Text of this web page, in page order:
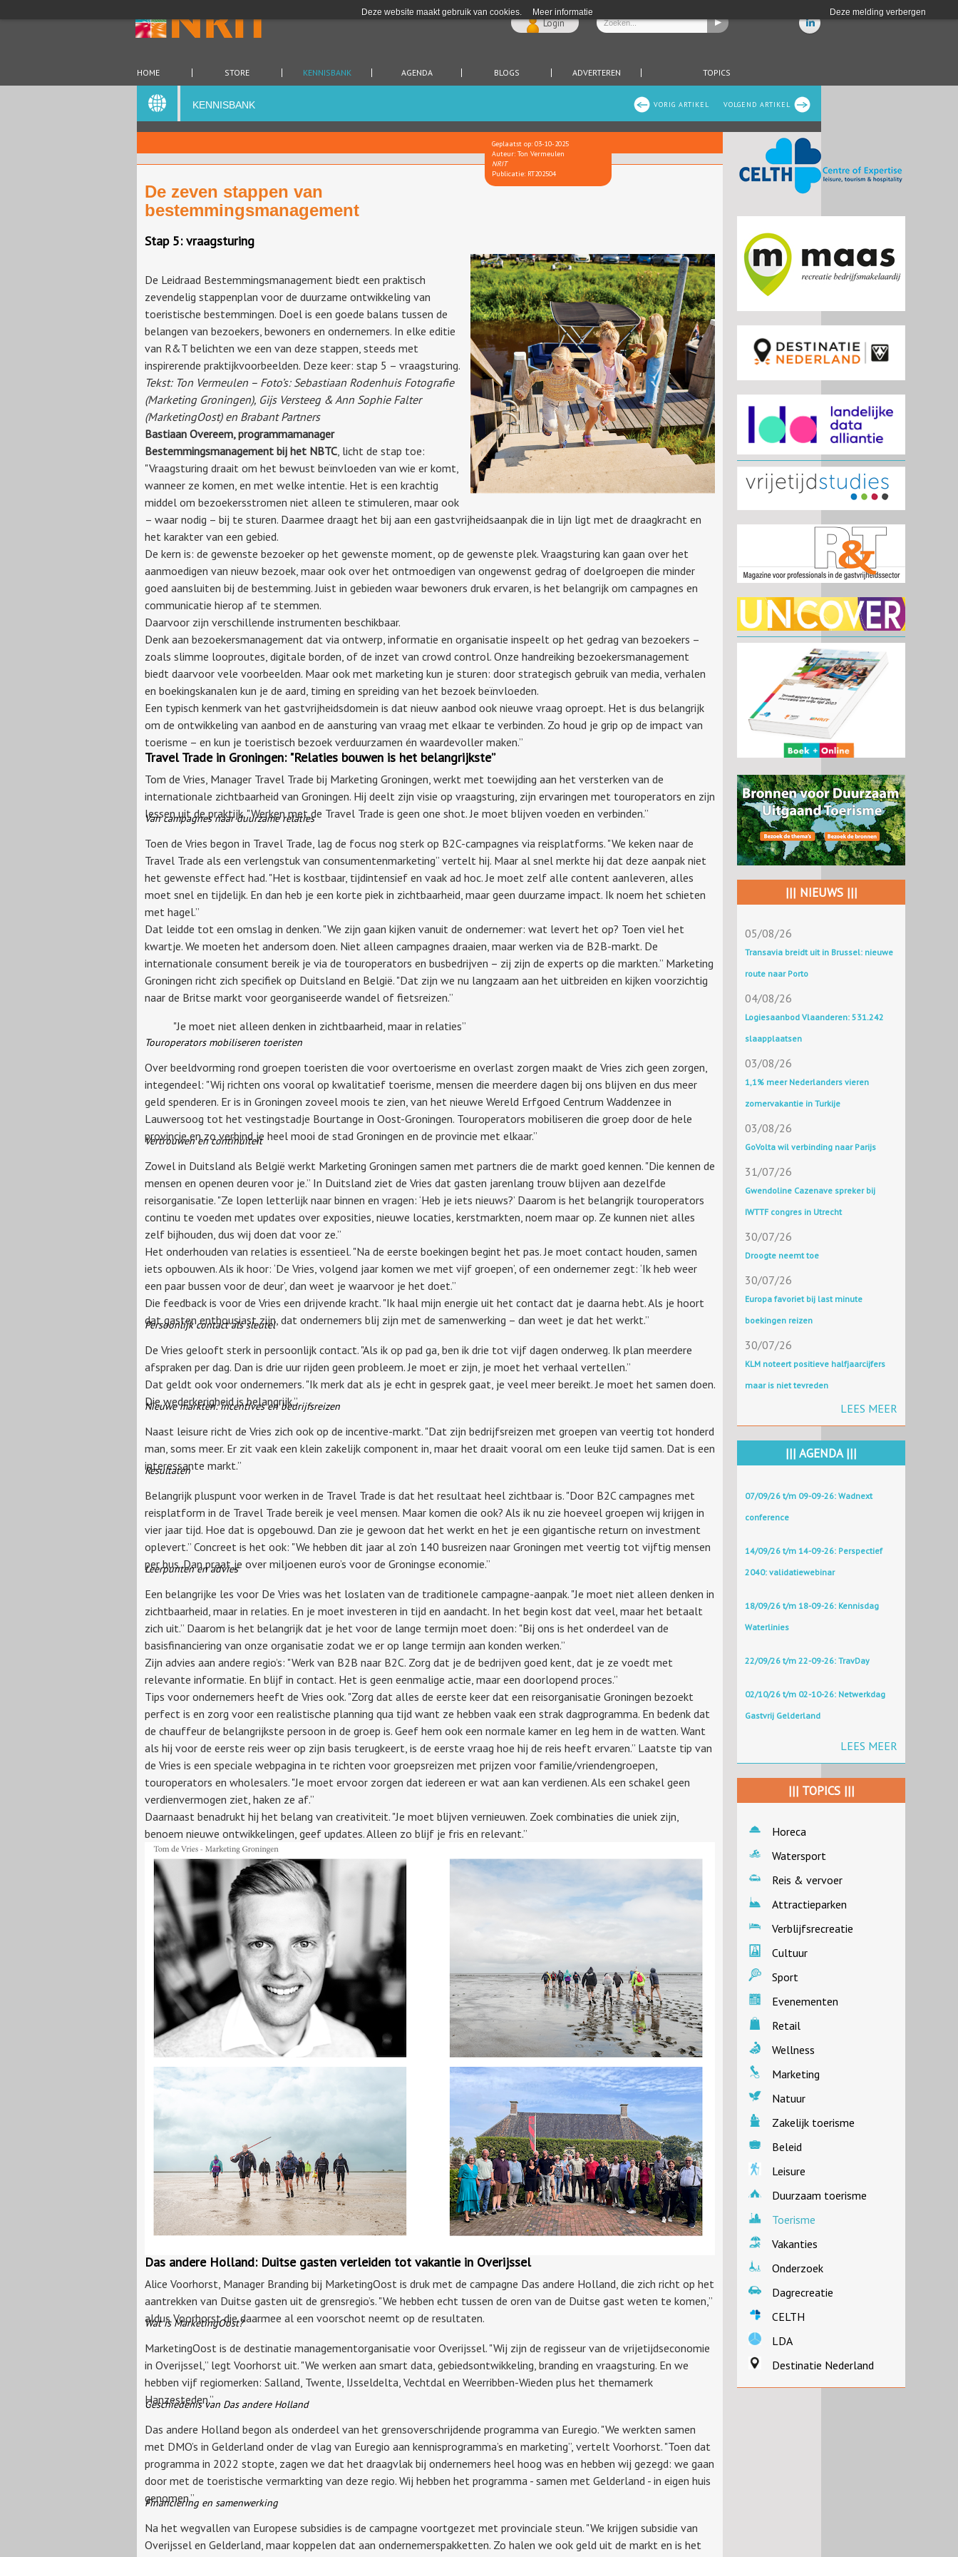
Deze website maakt gebruik van cookies. Meer informatie Deze melding verbergen
Login
HOME STORE KENNISBANK AGENDA BLOGS ADVERTEREN TOPICS
VOLGEND ARTIKEL
VORIG ARTIKEL
KENNISBANK
Geplaatst op: 03-10-2025
Auteur: Ton Vermeulen
NRIT
Publicatie: RT202504
De zeven stappen van
bestemmingsmanagement
Stap 5: vraagsturing
De Leidraad Bestemmingsmanagement biedt een praktisch
zevendelig stappenplan voor de duurzame ontwikkeling van
toeristische bestemmingen. Doel is een goede balans tussen de
belangen van bezoekers, bewoners en ondernemers. In elke editie
van R&T belichten we een van deze stappen, steeds met
inspirerende praktijkvoorbeelden. Deze keer: stap 5 – vraagsturing.
Tekst: Ton Vermeulen – Foto’s: Sebastiaan Rodenhuis Fotografie
(Marketing Groningen), Gijs Versteeg & Ann Sophie Falter
(MarketingOost) en Brabant Partners
Bastiaan Overeem, programmamanager
Bestemmingsmanagement bij het NBTC , licht de stap toe:
"Vraagsturing draait om het bewust beïnvloeden van wie er komt,
wanneer ze komen, en met welke intentie. Het is een krachtig
middel om bezoekersstromen niet alleen te stimuleren, maar ook
– waar nodig – bij te sturen. Daarmee draagt het bij aan een gastvrijheidsaanpak die in lijn ligt met de draagkracht en
het karakter van een gebied.
De kern is: de gewenste bezoeker op het gewenste moment, op de gewenste plek. Vraagsturing kan gaan over het
aanmoedigen van nieuw bezoek, maar ook over het ontmoedigen van ongewenst gedrag of doelgroepen die minder
goed aansluiten bij de bestemming. Juist in gebieden waar bewoners druk ervaren, is het belangrijk om campagnes en
communicatie hierop af te stemmen.
Daarvoor zijn verschillende instrumenten beschikbaar.
Denk aan bezoekersmanagement dat via ontwerp, informatie en organisatie inspeelt op het gedrag van bezoekers –
zoals slimme looproutes, digitale borden, of de inzet van crowd control. Onze handreiking bezoekersmanagement
biedt daarvoor vele voorbeelden. Maar ook met marketing kun je sturen: door strategisch gebruik van media, verhalen
en boekingskanalen kun je de aard, timing en spreiding van het bezoek beïnvloeden.
Een typisch kenmerk van het gastvrijheidsdomein is dat nieuw aanbod ook nieuwe vraag oproept. Het is dus belangrijk
om de ontwikkeling van aanbod en de aansturing van vraag met elkaar te verbinden. Zo houd je grip op de impact van
toerisme – en kun je toeristisch bezoek verduurzamen én waardevoller maken.”
Travel Trade in Groningen: "Relaties bouwen is het belangrijkste”
Tom de Vries, Manager Travel Trade bij Marketing Groningen, werkt met toewijding aan het versterken van de
internationale zichtbaarheid van Groningen. Hij deelt zijn visie op vraagsturing, zijn ervaringen met touroperators en zijn
lessen uit de praktijk. "Werken met de Travel Trade is geen one shot. Je moet blijven voeden en verbinden.”
Van campagnes naar duurzame relaties
Toen de Vries begon in Travel Trade, lag de focus nog sterk op B2C-campagnes via reisplatforms. "We keken naar de
Travel Trade als een verlengstuk van consumentenmarketing” vertelt hij. Maar al snel merkte hij dat deze aanpak niet
het gewenste effect had. "Het is kostbaar, tijdintensief en vaak ad hoc. Je moet zelf alle content aanleveren, alles
moet snel en tijdelijk. En dan heb je een korte piek in zichtbaarheid, maar geen duurzame impact. Ik noem het schieten
met hagel.”
Dat leidde tot een omslag in denken. "We zijn gaan kijken vanuit de ondernemer: wat levert het op? Toen viel het
kwartje. We moeten het andersom doen. Niet alleen campagnes draaien, maar werken via de B2B-markt. De
internationale consument bereik je via de touroperators en busbedrijven – zij zijn de experts op die markten.” Marketing
Groningen richt zich specifiek op Duitsland en België. "Dat zijn we nu langzaam aan het uitbreiden en kijken voorzichtig
naar de Britse markt voor georganiseerde wandel of fietsreizen.”
"Je moet niet alleen denken in zichtbaarheid, maar in relaties”
Touroperators mobiliseren toeristen
Over beeldvorming rond groepen toeristen die voor overtoerisme en overlast zorgen maakt de Vries zich geen zorgen,
integendeel: "Wij richten ons vooral op kwalitatief toerisme, mensen die meerdere dagen bij ons blijven en dus meer
geld spenderen. Er is in Groningen zoveel moois te zien, van het nieuwe Wereld Erfgoed Centrum Waddenzee in
Lauwersoog tot het vestingstadje Bourtange in Oost-Groningen. Touroperators mobiliseren die groep door de hele
provincie en zo verbind je heel mooi de stad Groningen en de provincie met elkaar.”
Vertrouwen en continuïteit
Zowel in Duitsland als België werkt Marketing Groningen samen met partners die de markt goed kennen. "Die kennen de
mensen en openen deuren voor je.” In Duitsland ziet de Vries dat gasten jarenlang trouw blijven aan dezelfde
reisorganisatie. "Ze lopen letterlijk naar binnen en vragen: ‘Heb je iets nieuws?’ Daarom is het belangrijk touroperators
continu te voeden met updates over exposities, nieuwe locaties, kerstmarkten, noem maar op. Ze kunnen niet alles
zelf bijhouden, dus wij doen dat voor ze.”
Het onderhouden van relaties is essentieel. "Na de eerste boekingen begint het pas. Je moet contact houden, samen
iets opbouwen. Als ik hoor: ‘De Vries, volgend jaar komen we met vijf groepen’, of een ondernemer zegt: ‘Ik heb weer
een paar bussen voor de deur’, dan weet je waarvoor je het doet.”
Die feedback is voor de Vries een drijvende kracht. "Ik haal mijn energie uit het contact dat je daarna hebt. Als je hoort
dat gasten enthousiast zijn, dat ondernemers blij zijn met de samenwerking – dan weet je dat het werkt.”
Persoonlijk contact als sleutel
De Vries gelooft sterk in persoonlijk contact. "Als ik op pad ga, ben ik drie tot vijf dagen onderweg. Ik plan meerdere
afspraken per dag. Dan is drie uur rijden geen probleem. Je moet er zijn, je moet het verhaal vertellen.”
Dat geldt ook voor ondernemers. "Ik merk dat als je echt in gesprek gaat, je veel meer bereikt. Je moet het samen doen.
Die wederkerigheid is belangrijk.”
Nieuwe markten: incentives en bedrijfsreizen
Naast leisure richt de Vries zich ook op de incentive-markt. "Dat zijn bedrijfsreizen met groepen van veertig tot honderd
man, soms meer. Er zit vaak een klein zakelijk component in, maar het draait vooral om een leuke tijd samen. Dat is een
interessante markt.”
Resultaten
Belangrijk pluspunt voor werken in de Travel Trade is dat het resultaat heel zichtbaar is. "Door B2C campagnes met
reisplatform in de Travel Trade bereik je veel mensen. Maar komen die ook? Als ik nu zie hoeveel groepen wij krijgen in
vier jaar tijd. Hoe dat is opgebouwd. Dan zie je gewoon dat het werkt en het je een gigantische return on investment
oplevert.” Concreet is het ook: "We hebben dit jaar al zo’n 140 busreizen naar Groningen met veertig tot vijftig mensen
per bus. Dan praat je over miljoenen euro’s voor de Groningse economie.”
Leerpunten en advies
Een belangrijke les voor De Vries was het loslaten van de traditionele campagne-aanpak. "Je moet niet alleen denken in
zichtbaarheid, maar in relaties. En je moet investeren in tijd en aandacht. In het begin kost dat veel, maar het betaalt
zich uit.” Daarom is het belangrijk dat je het voor de lange termijn moet doen: "Bij ons is het onderdeel van de
basisfinanciering van onze organisatie zodat we er op lange termijn aan konden werken.”
Zijn advies aan andere regio’s: "Werk van B2B naar B2C. Zorg dat je de bedrijven goed kent, dat je ze voedt met
relevante informatie. En blijf in contact. Het is geen eenmalige actie, maar een doorlopend proces.”
Tips voor ondernemers heeft de Vries ook. "Zorg dat alles de eerste keer dat een reisorganisatie Groningen bezoekt
perfect is en zorg voor een realistische planning qua tijd want ze hebben vaak een strak dagprogramma. En bedenk dat
de chauffeur de belangrijkste persoon in de groep is. Geef hem ook een normale kamer en leg hem in de watten. Want
als hij voor de eerste reis weer op zijn basis terugkeert, is de eerste vraag hoe hij de reis heeft ervaren.” Laatste tip van
de Vries is een speciale webpagina in te richten voor groepsreizen met prijzen voor familie/vriendengroepen,
touroperators en wholesalers. "Je moet ervoor zorgen dat iedereen er wat aan kan verdienen. Als een schakel geen
verdienvermogen ziet, haken ze af.”
Daarnaast benadrukt hij het belang van creativiteit. "Je moet blijven vernieuwen. Zoek combinaties die uniek zijn,
benoem nieuwe ontwikkelingen, geef updates. Alleen zo blijf je fris en relevant.”
Das andere Holland: Duitse gasten verleiden tot vakantie in Overijssel
Alice Voorhorst, Manager Branding bij MarketingOost is druk met de campagne Das andere Holland, die zich richt op het
aantrekken van Duitse gasten uit de grensregio’s. "We hebben echt tussen de oren van de Duitse gast weten te komen,”
aldus Voorhorst die daarmee al een voorschot neemt op de resultaten.
Wat is MarketingOost?
MarketingOost is de destinatie managementorganisatie voor Overijssel. "Wij zijn de regisseur van de vrijetijdseconomie
in Overijssel,” legt Voorhorst uit. "We werken aan smart data, gebiedsontwikkeling, branding en vraagsturing. En we
hebben vijf regiomerken: Salland, Twente, IJsseldelta, Vechtdal en Weerribben-Wieden plus het themamerk
Hanzesteden.”
Geschiedenis van Das andere Holland
Das andere Holland begon als onderdeel van het grensoverschrijdende programma van Euregio. "We werkten samen
met DMO’s in Gelderland onder de vlag van Euregio aan kennisprogramma’s en marketing”, vertelt Voorhorst. "Toen dat
programma in 2022 stopte, zagen we dat het draagvlak bij ondernemers heel hoog was en hebben wij gezegd: we gaan
door met de toeristische vermarkting van deze regio. Wij hebben het programma - samen met Gelderland - in eigen huis
genomen.”
Financiering en samenwerking
Na het wegvallen van Europese subsidies is de campagne voortgezet met provinciale steun. "We krijgen subsidie van
Overijssel en Gelderland, maar koppelen dat aan ondernemerspakketten. Zo halen we ook geld uit de markt en is het
||| NIEUWS |||
05/08/26
Transavia breidt uit in Brussel: nieuwe
route naar Porto
04/08/26
Logiesaanbod Vlaanderen: 531.242
slaapplaatsen
03/08/26
1,1% meer Nederlanders vieren
zomervakantie in Turkije
03/08/26
GoVolta wil verbinding naar Parijs
31/07/26
Gwendoline Cazenave spreker bij
IWTTF congres in Utrecht
30/07/26
Droogte neemt toe
30/07/26
Europa favoriet bij last minute
boekingen reizen
30/07/26
KLM noteert positieve halfjaarcijfers
maar is niet tevreden
LEES MEER
||| AGENDA |||
07/09/26 t/m 09-09-26: Wadnext
conference
14/09/26 t/m 14-09-26: Perspectief
2040: validatiewebinar
18/09/26 t/m 18-09-26: Kennisdag
Waterlinies
22/09/26 t/m 22-09-26: TravDay
02/10/26 t/m 02-10-26: Netwerkdag
Gastvrij Gelderland
LEES MEER
||| TOPICS |||
Horeca
Watersport
Reis & vervoer
Attractieparken
Verblijfsrecreatie
Cultuur
Sport
Evenementen
Retail
Wellness
Marketing
Natuur
Zakelijk toerisme
Beleid
Leisure
Duurzaam toerisme
Toerisme
Vakanties
Onderzoek
Dagrecreatie
CELTH
LDA
Destinatie Nederland